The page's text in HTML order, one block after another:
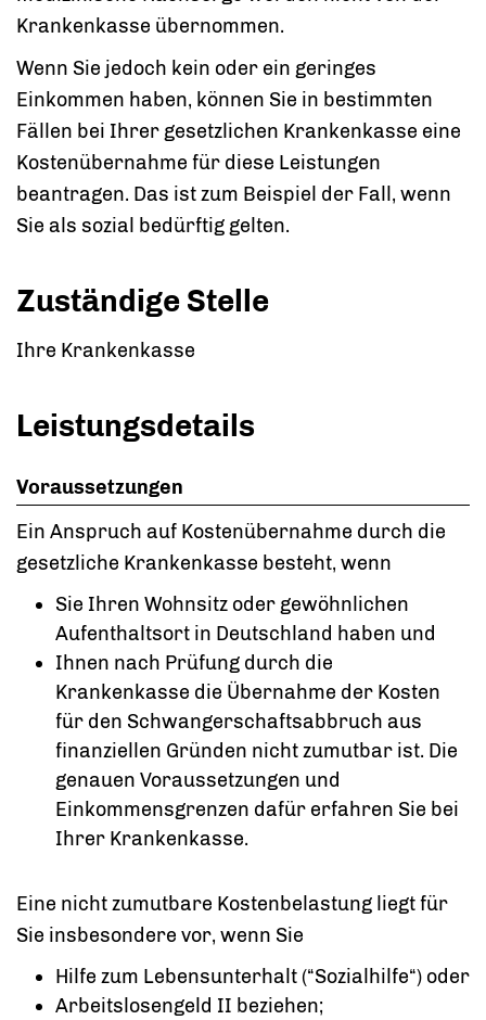
Krankenkasse übernommen.
Wenn Sie jedoch kein oder ein geringes
Einkommen haben, können Sie in bestimmten
Fällen bei Ihrer gesetzlichen Krankenkasse eine
Kostenübernahme für diese Leistungen
beantragen. Das ist zum Beispiel der Fall, wenn
Sie als sozial bedürftig gelten.
Zuständige Stelle
Ihre Krankenkasse
Leistungsdetails
Voraussetzungen
Ein Anspruch auf Kostenübernahme durch die
gesetzliche Krankenkasse besteht, wenn
Sie Ihren Wohnsitz oder gewöhnlichen
Aufenthaltsort in Deutschland haben und
Ihnen nach Prüfung durch die
Krankenkasse die Übernahme der Kosten
für den Schwangerschaftsabbruch aus
finanziellen Gründen nicht zumutbar ist. Die
genauen Voraussetzungen und
Einkommensgrenzen dafür erfahren Sie bei
Ihrer Krankenkasse.
Eine nicht zumutbare Kostenbelastung liegt für
Sie insbesondere vor, wenn Sie
Hilfe zum Lebensunterhalt (“Sozialhilfe“) oder
Arbeitslosengeld II beziehen;